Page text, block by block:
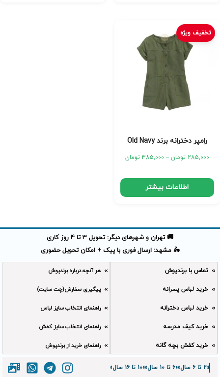
تخفیف ویژه
‎رامپر دخترانه برند Old Navy
285,000 تومان –
385,000 تومان
اطلاعات بیشتر
🚚 تهران و شهرهای دیگر: تحویل 3 تا 4 روز کاری
🛵 مشهد: ارسال فوری با پیک + امکان تحویل حضوری
تماس با برندپوش
خرید لباس پسرانه
خرید لباس دخترانه
خرید کیف مدرسه
خرید کفش بچه گانه
هر آنچه درباره برندپوش
پیگیری سفارش(چت سایت)
راهنمای انتخاب سایز لباس
راهنمای انتخاب سایز کفش
راهنمای خرید از برندپوش
«2 تا 6 سال» «6 تا 10 سال» «10 تا 16 سال»